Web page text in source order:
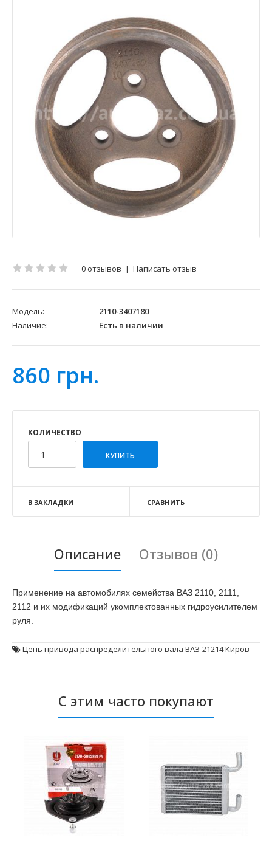
0 отзывов | Написать отзыв
Модель:
2110-3407180
Наличие:
Есть в наличии
860 грн.
КОЛИЧЕСТВО
В ЗАКЛАДКИ СРАВНИТЬ
Описание Отзывов (0)
Применение на автомобилях семейства ВАЗ 2110, 2111,
2112 и их модификаций укомплектованных гидроусилителем
руля.
Цепь привода распределительного вала ВАЗ-21214 Киров
С этим часто покупают